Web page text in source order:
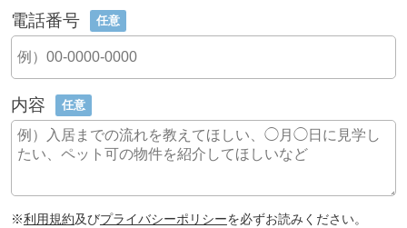
電話番号 任意
内容 任意
※利用規約及びプライバシーポリシーを必ずお読みください。